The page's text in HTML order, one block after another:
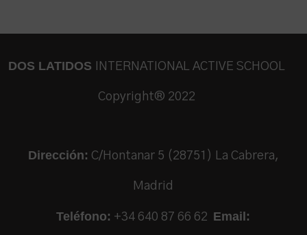
DOS LATIDOS INTERNATIONAL ACTIVE SCHOOL
Copyright® 2022
Dirección: C/Hontanar 5 (28751) La Cabrera,
Madrid
Teléfono: +34 640 87 66 62 Email: